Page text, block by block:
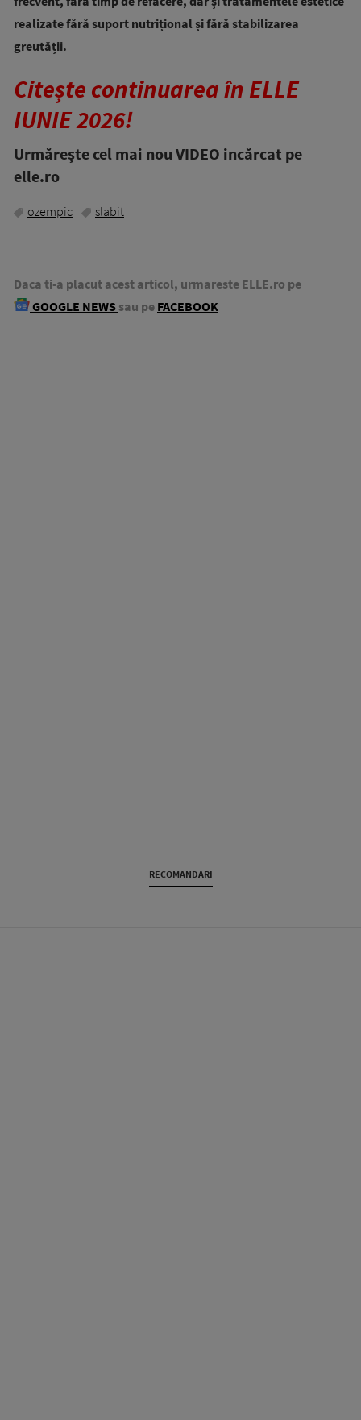
realizate fără suport nutrițional și fără stabilizarea
greutății.
Citește continuarea în ELLE
IUNIE 2026!
Urmăreşte cel mai nou VIDEO incărcat pe
elle.ro
ozempic slabit
Daca ti-a placut acest articol, urmareste ELLE.ro pe
GOOGLE NEWS sau pe FACEBOOK
RECOMANDARI